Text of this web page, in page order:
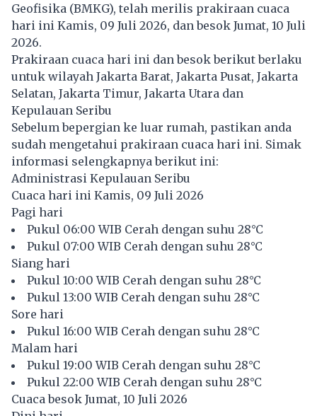
Geofisika (BMKG), telah merilis prakiraan cuaca
hari ini Kamis, 09 Juli 2026, dan besok Jumat, 10 Juli
2026.
Prakiraan cuaca hari ini dan besok berikut berlaku
untuk wilayah Jakarta Barat, Jakarta Pusat, Jakarta
Selatan, Jakarta Timur, Jakarta Utara dan
Kepulauan Seribu
Sebelum bepergian ke luar rumah, pastikan anda
sudah mengetahui prakiraan cuaca hari ini. Simak
informasi selengkapnya berikut ini:
Administrasi Kepulauan Seribu
Cuaca hari ini Kamis, 09 Juli 2026
Pagi hari
Pukul 06:00 WIB Cerah dengan suhu 28°C
Pukul 07:00 WIB Cerah dengan suhu 28°C
Siang hari
Pukul 10:00 WIB Cerah dengan suhu 28°C
Pukul 13:00 WIB Cerah dengan suhu 28°C
Sore hari
Pukul 16:00 WIB Cerah dengan suhu 28°C
Malam hari
Pukul 19:00 WIB Cerah dengan suhu 28°C
Pukul 22:00 WIB Cerah dengan suhu 28°C
Cuaca besok Jumat, 10 Juli 2026